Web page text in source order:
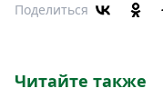
Поделиться
Читайте также